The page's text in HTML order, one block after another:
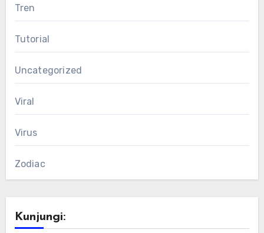
Tren
Tutorial
Uncategorized
Viral
Virus
Zodiac
Kunjungi: